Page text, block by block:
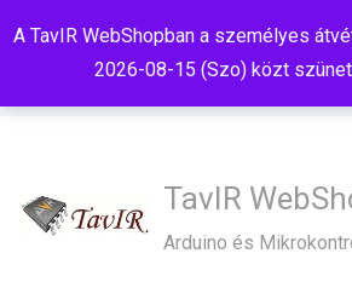
A TavIR WebShopban a személyes
2026-08-15 (Szo) közt
TavIR
Arduino és